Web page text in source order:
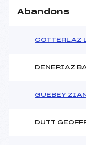
Abandons
COTTERLAZ
DENERIAZ
GUEBEY
DUTT